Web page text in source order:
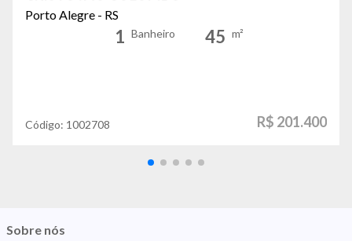
Porto Alegre - RS
1 Banheiro 45 m²
Código: 1002708 R$ 201.400
Sobre nós